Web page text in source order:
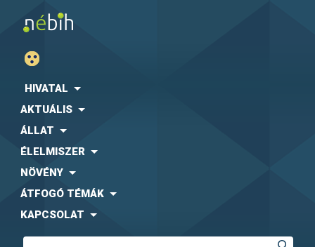
HIVATAL
AKTUÁLIS
ÁLLAT
ÉLELMISZER
NÖVÉNY
ÁTFOGÓ TÉMÁK
KAPCSOLAT